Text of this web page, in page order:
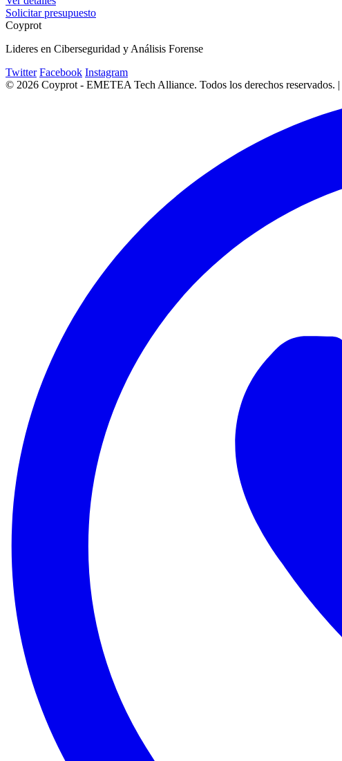
Solicitar presupuesto
Coyprot
Lideres en Ciberseguridad y Análisis Forense
Twitter Facebook Instagram
© 2026 Coyprot - EMETEA Tech Alliance. Todos los derechos reservados. |